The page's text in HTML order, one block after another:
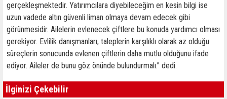
gerçekleşmektedir. Yatırımcılara diyebileceğim en kesin bilgi ise
uzun vadede altın güvenli liman olmaya devam edecek gibi
görünmesidir. Ailelerin evlenecek çiftlere bu konuda yardımcı olması
gerekiyor. Evlilik danışmanları, taleplerin karşılıklı olarak az olduğu
süreçlerin sonucunda evlenen çiftlerin daha mutlu olduğunu ifade
ediyor. Aileler de bunu göz önünde bulundurmalı.” dedi.
İlginizi Çekebilir